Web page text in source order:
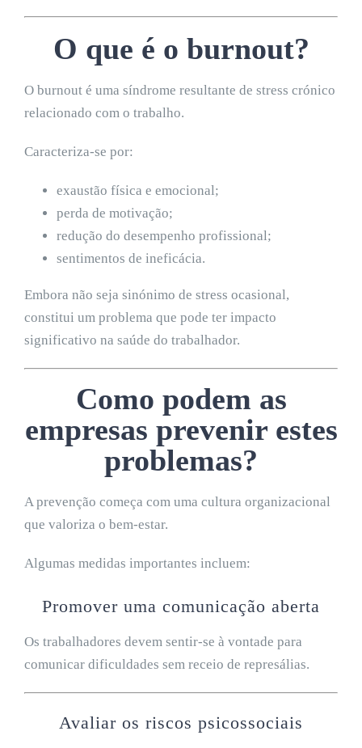
O que é o burnout?
O burnout é uma síndrome resultante de stress crónico
relacionado com o trabalho.
Caracteriza-se por:
exaustão física e emocional;
perda de motivação;
redução do desempenho profissional;
sentimentos de ineficácia.
Embora não seja sinónimo de stress ocasional,
constitui um problema que pode ter impacto
significativo na saúde do trabalhador.
Como podem as
empresas prevenir estes
problemas?
A prevenção começa com uma cultura organizacional
que valoriza o bem-estar.
Algumas medidas importantes incluem:
Promover uma comunicação aberta
Os trabalhadores devem sentir-se à vontade para
comunicar dificuldades sem receio de represálias.
Avaliar os riscos psicossociais